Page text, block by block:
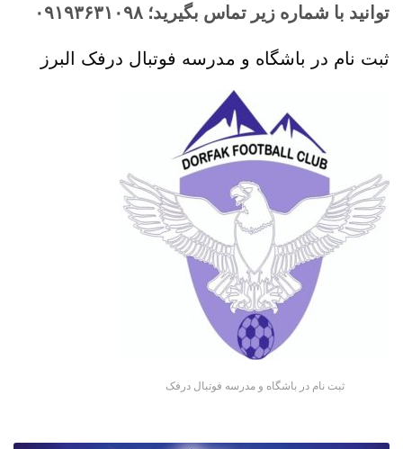
توانید با شماره زیر تماس بگیرید؛ ۰۹۱۹۳۶۳۱۰۹۸
ثبت نام در باشگاه و مدرسه فوتبال درفک البرز
ثبت نام در باشگاه و مدرسه فوتبال درفک